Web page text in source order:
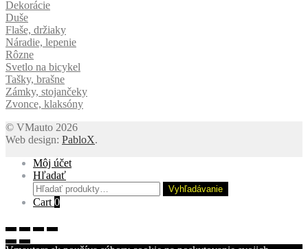
Dekorácie
Duše
Flaše, držiaky
Náradie, lepenie
Rôzne
Svetlo na bicykel
Tašky, brašne
Zámky, stojančeky
Zvonce, klaksóny
© VMauto 2026
Web design: PabloX.
Môj účet
Hľadať
Hľadať:
Vyhľadávanie
Cart 0